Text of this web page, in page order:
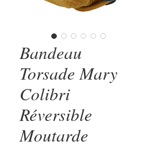
Bandeau
Torsade Mary
Colibri
Réversible
Moutarde